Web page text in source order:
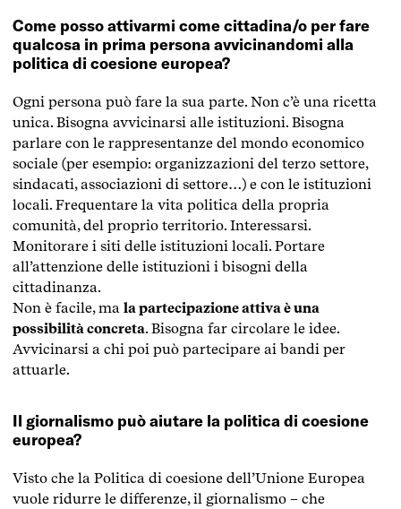
Come posso attivarmi come cittadina/o per fare
qualcosa in prima persona avvicinandomi alla
politica di coesione europea?
Ogni persona può fare la sua parte. Non c’è una ricetta
unica. Bisogna avvicinarsi alle istituzioni. Bisogna
parlare con le rappresentanze del mondo economico
sociale (per esempio: organizzazioni del terzo settore,
sindacati, associazioni di settore…) e con le istituzioni
locali. Frequentare la vita politica della propria
comunità, del proprio territorio. Interessarsi.
Monitorare i siti delle istituzioni locali. Portare
all’attenzione delle istituzioni i bisogni della
cittadinanza.
Non è facile, ma la partecipazione attiva è una
possibilità concreta. Bisogna far circolare le idee.
Avvicinarsi a chi poi può partecipare ai bandi per
attuarle.
Il giornalismo può aiutare la politica di coesione
europea?
Visto che la Politica di coesione dell’Unione Europea
vuole ridurre le differenze, il giornalismo – che